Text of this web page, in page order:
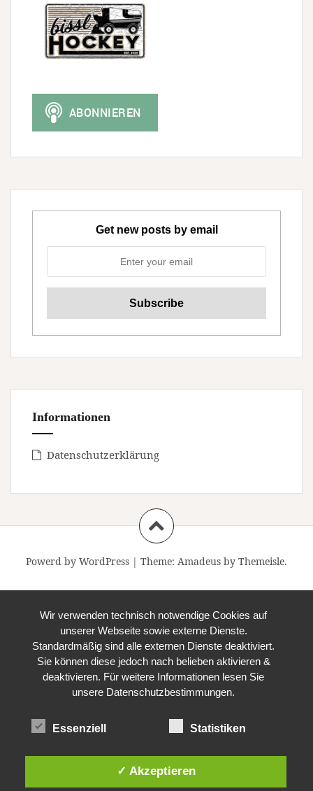
Get new posts by email
Informationen
Datenschutzerklärung
Powerd by WordPress | Theme: Amadeus by Themeisle.
Wir verwenden technisch notwendige Cookies auf
unserer Webseite sowie externe Dienste.
Standardmäßig sind alle externen Dienste deaktiviert.
Sie können diese jedoch nach belieben aktivieren &
deaktivieren. Für weitere Informationen lesen Sie
unsere Datenschutzbestimmungen.
Essenziell Statistiken
✓ Akzeptieren